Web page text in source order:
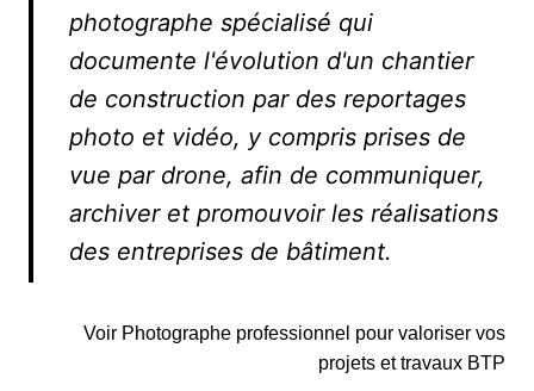
photographe spécialisé qui
documente l'évolution d'un chantier
de construction par des reportages
photo et vidéo, y compris prises de
vue par drone, afin de communiquer,
archiver et promouvoir les réalisations
des entreprises de bâtiment.
Voir Photographe professionnel pour valoriser vos
projets et travaux BTP